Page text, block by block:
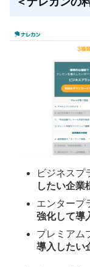
ビジネスプ
したい企業
エンタープ
強化して導
プレミアム
導入したい